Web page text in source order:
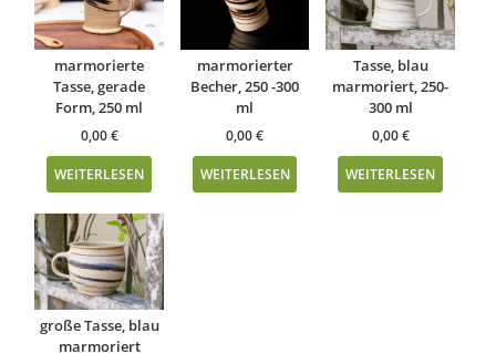
marmorierte
Tasse, gerade
Form, 250 ml
0,00€
WEITERLESEN
marmorierter
Becher, 250 -300
ml
0,00€
WEITERLESEN
Tasse, blau
marmoriert, 250-
300 ml
0,00€
WEITERLESEN
große Tasse, blau
marmoriert